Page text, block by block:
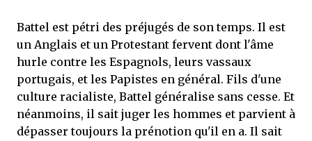
Battel est pétri des préjugés de son temps. Il est
un Anglais et un Protestant fervent dont l'âme
hurle contre les Espagnols, leurs vassaux
portugais, et les Papistes en général. Fils d'une
culture racialiste, Battel généralise sans cesse. Et
néanmoins, il sait juger les hommes et parvient à
dépasser toujours la prénotion qu'il en a. Il sait